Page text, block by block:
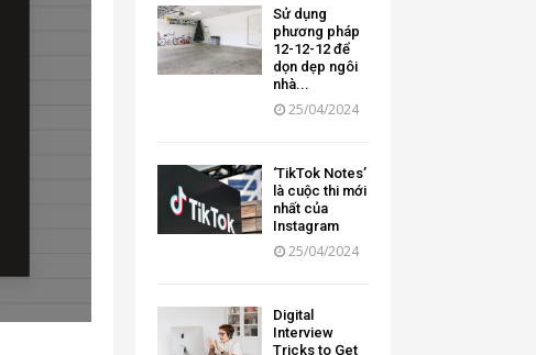
Sử dụng
phương pháp
12-12-12 để
dọn dẹp ngôi
nhà...
25/04/2024
‘TikTok Notes’
là cuộc thi mới
nhất của
Instagram
25/04/2024
Digital
Interview
Tricks to Get